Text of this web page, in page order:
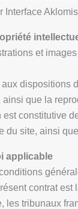
Interface
et
dispositions
que la
est constitutive
du site, ainsi
applicable
contrat est
les tribunaux